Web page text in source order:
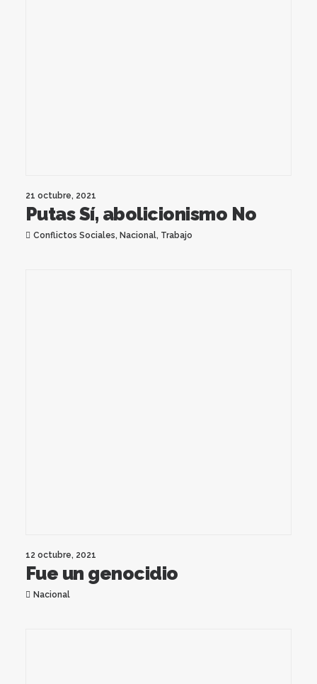
21 octubre, 2021
Putas Sí, abolicionismo No
Conflictos Sociales, Nacional, Trabajo
12 octubre, 2021
Fue un genocidio
Nacional